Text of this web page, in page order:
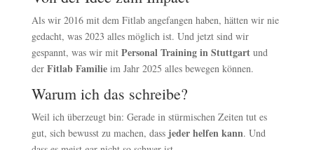
Als wir 2016 mit dem Fitlab angefangen haben, hätten wir nie
gedacht, was 2023 alles möglich ist. Und jetzt sind wir
gespannt, was wir mit Personal Training in Stuttgartund
der Fitlab Familieim Jahr 2025 alles bewegen können.
Warum ich das schreibe?
Weil ich überzeugt bin: Gerade in stürmischen Zeiten tut es
gut, sich bewusst zu machen, dass jeder helfen kann. Und